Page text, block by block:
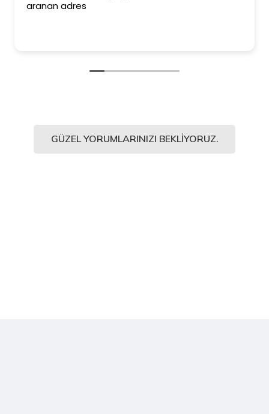
aranan adres
GÜZEL YORUMLARINIZI BEKLIYORUZ.